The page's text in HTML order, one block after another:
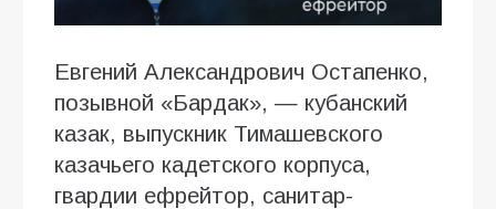
Евгений Александрович Остапенко,
позывной «Бардак», — кубанский
казак, выпускник Тимашевского
казачьего кадетского корпуса,
гвардии ефрейтор, санитар-